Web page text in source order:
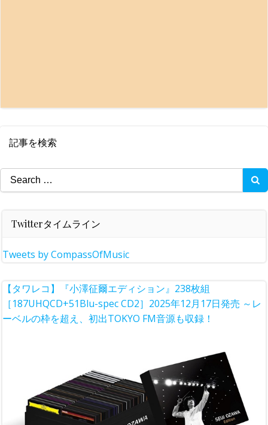
記事を検索
Search
for:
Twitterタイムライン
Tweets by CompassOfMusic
【タワレコ】『小澤征爾エディション』238枚組
［187UHQCD+51Blu-spec CD2］2025年12月17日発売 ～レ
ーベルの枠を超え、初出TOKYO FM音源も収録！